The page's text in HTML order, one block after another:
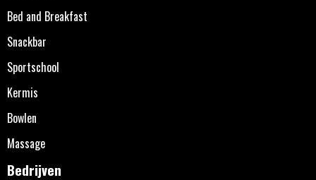
Bed and Breakfast
Snackbar
Sportschool
Kermis
Bowlen
Massage
Bedrijven